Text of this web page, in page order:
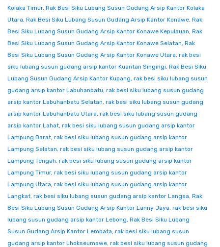
Kolaka Timur, Rak Besi Siku Lubang Susun Gudang Arsip Kantor Kolaka
Utara, Rak Besi Siku Lubang Susun Gudang Arsip Kantor Konawe, Rak
Besi Siku Lubang Susun Gudang Arsip Kantor Konawe Kepulauan, Rak
Besi Siku Lubang Susun Gudang Arsip Kantor Konawe Selatan, Rak
Besi Siku Lubang Susun Gudang Arsip Kantor Konawe Utara, rak besi
siku lubang susun gudang arsip kantor Kuantan Singingi, Rak Besi Siku
Lubang Susun Gudang Arsip Kantor Kupang, rak besi siku lubang susun
gudang arsip kantor Labuhanbatu, rak besi siku lubang susun gudang
arsip kantor Labuhanbatu Selatan, rak besi siku lubang susun gudang
arsip kantor Labuhanbatu Utara, rak besi siku lubang susun gudang
arsip kantor Lahat, rak besi siku lubang susun gudang arsip kantor
Lampung Barat, rak besi siku lubang susun gudang arsip kantor
Lampung Selatan, rak besi siku lubang susun gudang arsip kantor
Lampung Tengah, rak besi siku lubang susun gudang arsip kantor
Lampung Timur, rak besi siku lubang susun gudang arsip kantor
Lampung Utara, rak besi siku lubang susun gudang arsip kantor
Langkat, rak besi siku lubang susun gudang arsip kantor Langsa, Rak
Besi Siku Lubang Susun Gudang Arsip Kantor Lanny Jaya, rak besi siku
lubang susun gudang arsip kantor Lebong, Rak Besi Siku Lubang
Susun Gudang Arsip Kantor Lembata, rak besi siku lubang susun
gudang arsip kantor Lhokseumawe, rak besi siku lubang susun gudang